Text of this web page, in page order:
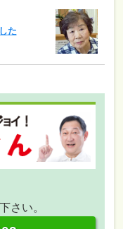
た
さい。